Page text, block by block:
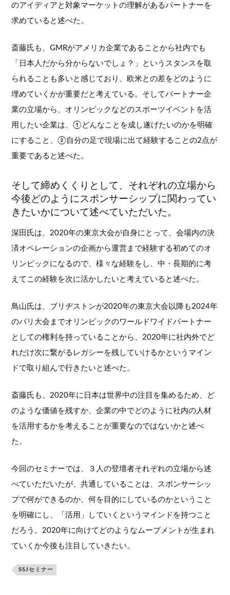
のアイディアと対象マーケットの理解があるパートナーを
求めていると述べた。
斎藤氏も、GMRがアメリカ企業であることから社内でも
「日本人だから分からないでしょ？」というスタンスを取
られることも多いと感じており、欧米との差をどのように
埋めていくかが重要だと考えている。そしてパートナー企
業の立場から、オリンピックなどのスポーツイベントを活
用したい企業は、①どんなことを成し遂げたいのかを明確
にすること、②自分の足で現場に出て経験することの2点が
重要であると述べた。
そして締めくくりとして、それぞれの立場から
今後どのようにスポンサーシップに関わってい
きたいかについて述べていただいた。
深田氏は、2020年の東京大会が自身にとって、会場内の決
済オペレーションの企画から運営まで経験する初めてのオ
リンピックになるので、様々な経験をし、中・長期的に考
えてこの経験を次に活かしたいと考えていると述べた。
鳥山氏は、ブリヂストンが2020年の東京大会以降も2024年
のパリ大会までオリンピックのワールドワイドパートナー
としての権利を持っていることから、2020年に社内外でど
れだけ次に繋がるレガシーを残していけるかというマイン
ドで取り組んで行きたいと述べた。
斎藤氏も、2020年に日本は世界中の注目を集めるため、ど
のような価値を残すか、企業の中でどのように社内の人材
を活用するかを考えることが重要なのではないかと述べ
た。
今回のセミナーでは、３人の登壇者それぞれの立場から述
べていただいたが、共通していることは、スポンサーシッ
プで何ができるのか、何を目的にしているのかということ
を明確にし、「活用」していくというマインドを持つこと
だろう。2020年に向けてどのようなムーブメントが生まれ
ていくか今後も注目していきたい。
SSJセミナー